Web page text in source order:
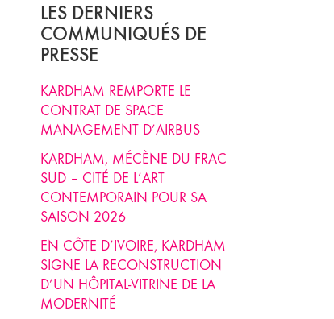
LES DERNIERS
COMMUNIQUÉS DE
PRESSE
KARDHAM REMPORTE LE
CONTRAT DE SPACE
MANAGEMENT D’AIRBUS
KARDHAM, MÉCÈNE DU FRAC
SUD – CITÉ DE L’ART
CONTEMPORAIN POUR SA
SAISON 2026
EN CÔTE D’IVOIRE, KARDHAM
SIGNE LA RECONSTRUCTION
D’UN HÔPITAL-VITRINE DE LA
MODERNITÉ